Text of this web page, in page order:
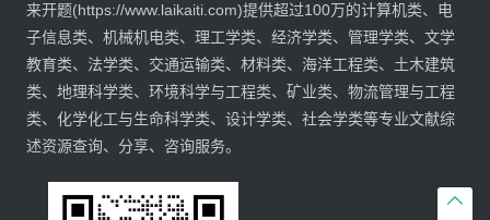

来开题(https://www.laikaiti.com)提供超过100万的计算机类、电
子信息类、机械机电类、理工学类、经济学类、管理学类、文学
教育类、法学类、交通运输类、材料类、海洋工程类、土木建筑
类、地理科学类、环境科学与工程类、矿业类、物流管理与工程
类、化学化工与生命科学类、设计学类、社会学类等专业文献综
述资源查询、分享、咨询服务。